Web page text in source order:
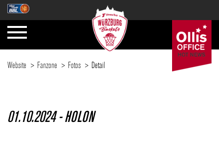
SAISON
Website Fanzone Fotos Detail
01.10.2024 - HOLON